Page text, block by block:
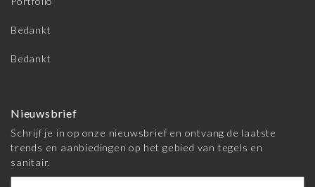
Bedankt
Bedankt
Nieuwsbrief
Schrijf je in op onze nieuwsbrief en ontvang de laatste
trends en aanbiedingen op het gebied van tegels en
sanitair.